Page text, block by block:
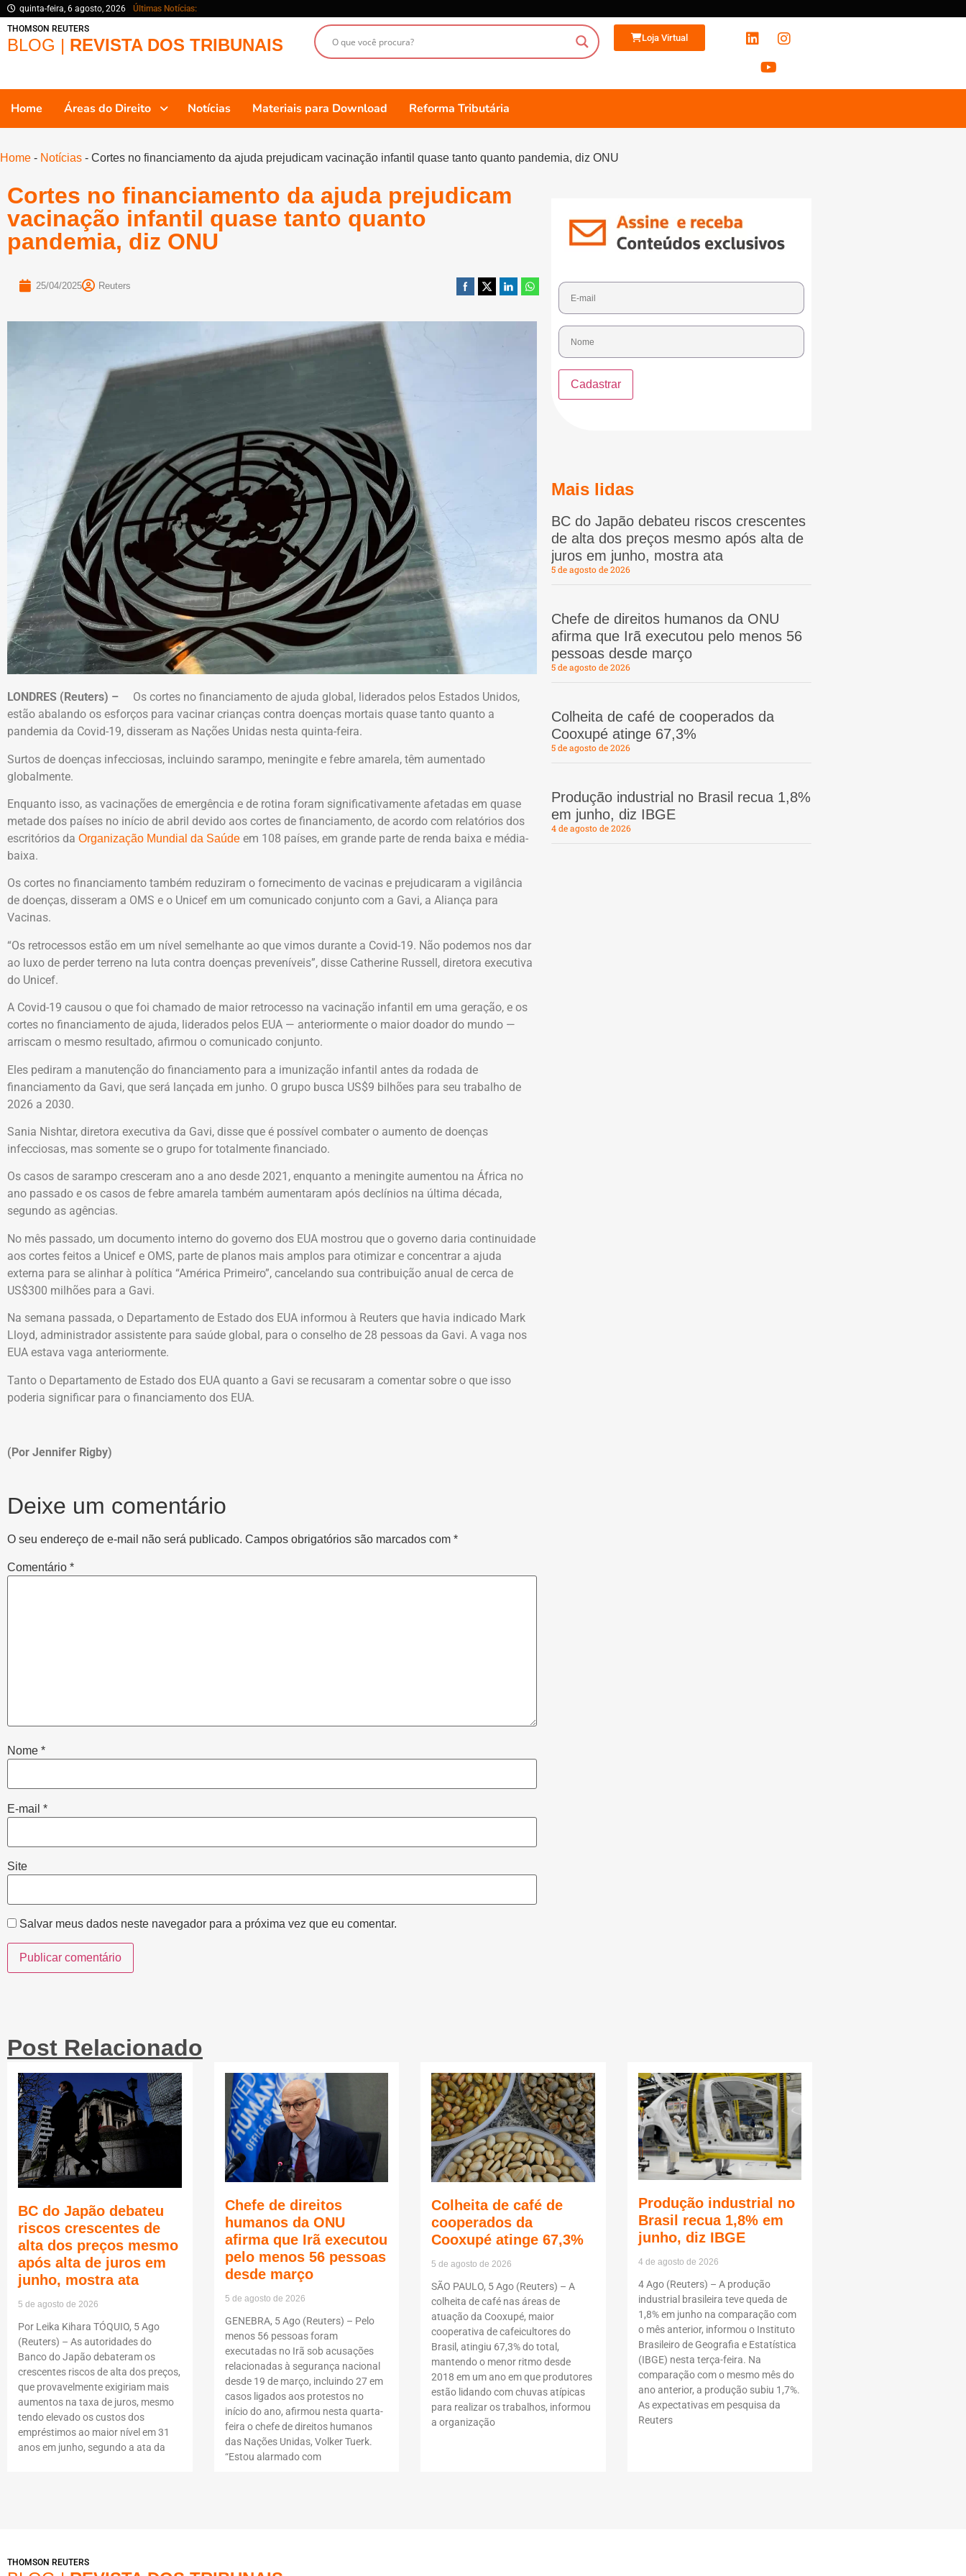
quinta-feira, 6 agosto, 2026
Últimas Notícias:
THOMSON REUTERS
BLOG | REVISTA DOS TRIBUNAIS Loja Virtual
Home Áreas do Direito Notícias Materiais para Download Reforma Tributária
Home - Notícias - Cortes no financiamento da ajuda prejudicam vacinação infantil quase tanto quanto pandemia, diz ONU
Cortes no financiamento da ajuda prejudicam
vacinação infantil quase tanto quanto
pandemia, diz ONU
25/04/2025 Reuters
LONDRES (Reuters) –
Os cortes no financiamento de ajuda global, liderados pelos Estados Unidos,
estão abalando os esforços para vacinar crianças contra doenças mortais quase tanto quanto a
pandemia da Covid-19, disseram as Nações Unidas nesta quinta-feira.
Surtos de doenças infecciosas, incluindo sarampo, meningite e febre amarela, têm aumentado
globalmente.
Enquanto isso, as vacinações de emergência e de rotina foram significativamente afetadas em quase
metade dos países no início de abril devido aos cortes de financiamento, de acordo com relatórios dos
escritórios da Organização Mundial da Saúde em 108 países, em grande parte de renda baixa e média-
baixa.
Os cortes no financiamento também reduziram o fornecimento de vacinas e prejudicaram a vigilância
de doenças, disseram a OMS e o Unicef em um comunicado conjunto com a Gavi, a Aliança para
Vacinas.
“Os retrocessos estão em um nível semelhante ao que vimos durante a Covid-19. Não podemos nos dar
ao luxo de perder terreno na luta contra doenças preveníveis”, disse Catherine Russell, diretora executiva
do Unicef.
A Covid-19 causou o que foi chamado de maior retrocesso na vacinação infantil em uma geração, e os
cortes no financiamento de ajuda, liderados pelos EUA — anteriormente o maior doador do mundo —
arriscam o mesmo resultado, afirmou o comunicado conjunto.
Eles pediram a manutenção do financiamento para a imunização infantil antes da rodada de
financiamento da Gavi, que será lançada em junho. O grupo busca US$9 bilhões para seu trabalho de
2026 a 2030.
Sania Nishtar, diretora executiva da Gavi, disse que é possível combater o aumento de doenças
infecciosas, mas somente se o grupo for totalmente financiado.
Os casos de sarampo cresceram ano a ano desde 2021, enquanto a meningite aumentou na África no
ano passado e os casos de febre amarela também aumentaram após declínios na última década,
segundo as agências.
No mês passado, um documento interno do governo dos EUA mostrou que o governo daria continuidade
aos cortes feitos a Unicef e OMS, parte de planos mais amplos para otimizar e concentrar a ajuda
externa para se alinhar à política “América Primeiro”, cancelando sua contribuição anual de cerca de
US$300 milhões para a Gavi.
Na semana passada, o Departamento de Estado dos EUA informou à Reuters que havia indicado Mark
Lloyd, administrador assistente para saúde global, para o conselho de 28 pessoas da Gavi. A vaga nos
EUA estava vaga anteriormente.
Tanto o Departamento de Estado dos EUA quanto a Gavi se recusaram a comentar sobre o que isso
poderia significar para o financiamento dos EUA.
(Por Jennifer Rigby)
Deixe um comentário
O seu endereço de e-mail não será publicado. Campos obrigatórios são marcados com *
Comentário *
Nome *
E-mail *
Site
Salvar meus dados neste navegador para a próxima vez que eu comentar.
Mais lidas
BC do Japão debateu riscos crescentes
de alta dos preços mesmo após alta de
juros em junho, mostra ata
5 de agosto de 2026
Chefe de direitos humanos da ONU
afirma que Irã executou pelo menos 56
pessoas desde março
5 de agosto de 2026
Colheita de café de cooperados da
Cooxupé atinge 67,3%
5 de agosto de 2026
Produção industrial no Brasil recua 1,8%
em junho, diz IBGE
4 de agosto de 2026
Post Relacionado
BC do Japão debateu
riscos crescentes de
alta dos preços mesmo
após alta de juros em
junho, mostra ata
5 de agosto de 2026
Por Leika Kihara TÓQUIO, 5 Ago
(Reuters) – As autoridades do
Banco do Japão debateram os
crescentes riscos de alta dos preços,
que provavelmente exigiriam mais
aumentos na taxa de juros, mesmo
tendo elevado os custos dos
empréstimos ao maior nível em 31
anos em junho, segundo a ata da
Chefe de direitos
humanos da ONU
afirma que Irã executou
pelo menos 56 pessoas
desde março
5 de agosto de 2026
GENEBRA, 5 Ago (Reuters) – Pelo
menos 56 pessoas foram
executadas no Irã sob acusações
relacionadas à segurança nacional
desde 19 de março, incluindo 27 em
casos ligados aos protestos no
início do ano, afirmou nesta quarta-
feira o chefe de direitos humanos
das Nações Unidas, Volker Tuerk.
“Estou alarmado com
Colheita de café de
cooperados da
Cooxupé atinge 67,3%
5 de agosto de 2026
SÃO PAULO, 5 Ago (Reuters) – A
colheita de café nas áreas de
atuação da Cooxupé, maior
cooperativa de cafeicultores do
Brasil, atingiu 67,3% do total,
mantendo o menor ritmo desde
2018 em um ano em que produtores
estão lidando com chuvas atípicas
para realizar os trabalhos, informou
a organização
Produção industrial no
Brasil recua 1,8% em
junho, diz IBGE
4 de agosto de 2026
4 Ago (Reuters) – A produção
industrial brasileira teve queda de
1,8% em junho na comparação com
o mês anterior, informou o Instituto
Brasileiro de Geografia e Estatística
(IBGE) nesta terça-feira. Na
comparação com o mesmo mês do
ano anterior, a produção subiu 1,7%.
As expectativas em pesquisa da
Reuters
THOMSON REUTERS